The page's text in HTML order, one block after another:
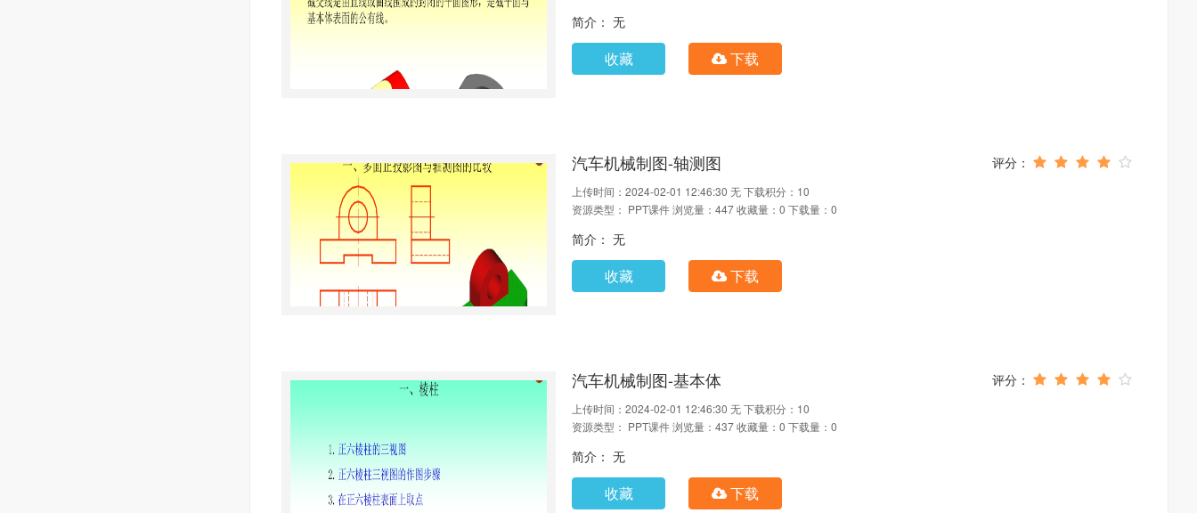
简介： 无
收藏 下载
汽车机械制图-轴测图
上传时间：2024-02-01 12:46:30 无下载积分：10
资源类型： PPT课件浏览量：447收藏量：0 下载量：0
简介： 无
收藏 下载
汽车机械制图-基本体
上传时间：2024-02-01 12:46:30 无下载积分：10
资源类型： PPT课件浏览量：437收藏量：0 下载量：0
简介： 无
收藏 下载